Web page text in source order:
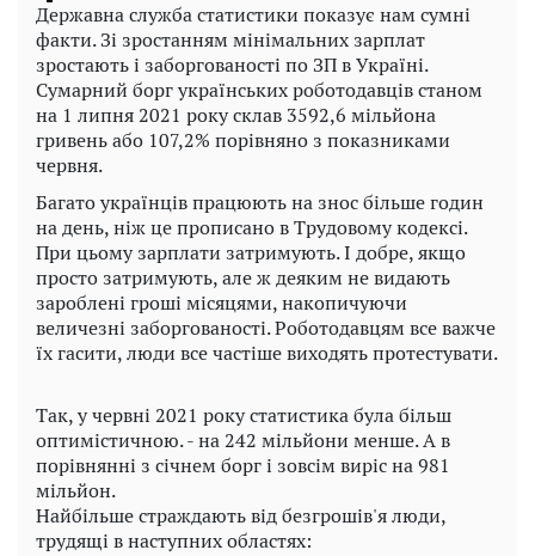
Державна служба статистики показує нам сумні
факти. Зі зростанням мінімальних зарплат
зростають і заборгованості по ЗП в Україні.
Сумарний борг українських роботодавців станом
на 1 липня 2021 року склав 3592,6 мільйона
гривень або 107,2% порівняно з показниками
червня.
Багато українців працюють на знос більше годин
на день, ніж це прописано в Трудовому кодексі.
При цьому зарплати затримують. І добре, якщо
просто затримують, але ж деяким не видають
зароблені гроші місяцями, накопичуючи
величезні заборгованості. Роботодавцям все важче
їх гасити, люди все частіше виходять протестувати.
Так, у червні 2021 року статистика була більш
оптимістичною. - на 242 мільйони менше. А в
порівнянні з січнем борг і зовсім виріс на 981
мільйон.
Найбільше страждають від безгрошів'я люди,
трудящі в наступних областях: